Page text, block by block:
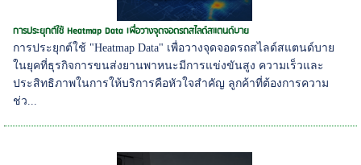
การประยุกต์ใช้ Heatmap Data เพื่อวางจุดจอดรถสไลด์สแตนด์บาย
การประยุกต์ใช้ "Heatmap Data" เพื่อวางจุดจอดรถสไลด์สแตนด์บาย
ในยุคที่ธุรกิจการขนส่งยานพาหนะมีการแข่งขันสูง ความเร็วและ
ประสิทธิภาพในการให้บริการคือหัวใจสำคัญ ลูกค้าที่ต้องการความ
ช่ว...